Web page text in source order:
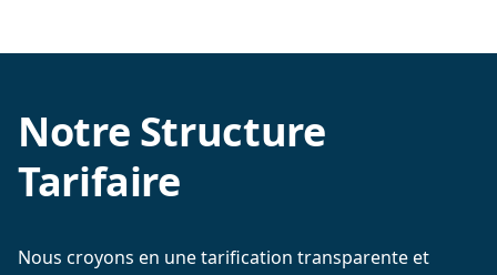
Notre Structure
Tarifaire
Nous croyons en une tarification transparente et